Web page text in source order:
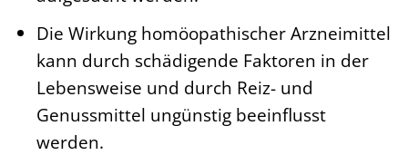
Die Wirkung homöopathischer Arzneimittel
kann durch schädigende Faktoren in der
Lebensweise und durch Reiz- und
Genussmittel ungünstig beeinflusst
werden.